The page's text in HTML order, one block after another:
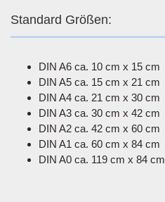
Standard Größen:
DIN A6 ca. 10 cm x 15 cm
DIN A5 ca. 15 cm x 21 cm
DIN A4 ca. 21 cm x 30 cm
DIN A3 ca. 30 cm x 42 cm
DIN A2 ca. 42 cm x 60 cm
DIN A1 ca. 60 cm x 84 cm
DIN A0 ca. 119 cm x 84 cm